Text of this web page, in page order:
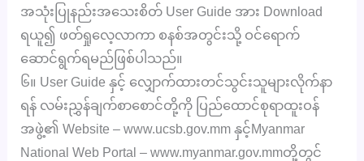
အသုံးပြုနည်းအသေးစိတ် User Guide အား Download
ရယူ၍ ဖတ်ရှုလေ့လာကာ စနစ်အတွင်းသို့ ဝင်ရောက်
ဆောင်ရွက်ရမည်ဖြစ်ပါသည်။
၆။ User Guide နှင့် လျှောက်ထားတင်သွင်းသူများလိုက်နာ
ရန် လမ်းညွှန်ချက်စာစောင်တို့ကို ပြည်ထောင်စုရာထူးဝန်
အဖွဲ့၏ Website – www.ucsb.gov.mm နှင့်Myanmar
National Web Portal – www.myanmar.gov.mmတို့တွင်